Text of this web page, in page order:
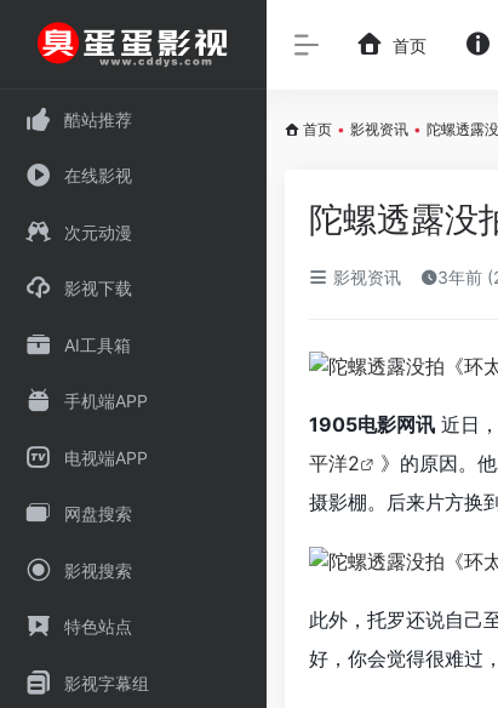
酷站推荐
在线影视
次元动漫
影视下载
AI工具箱
手机端APP
电视端APP
网盘搜索
影视搜索
特色站点
影视字幕组
首页
首页 • 影视资讯 • 陀螺透露
陀螺透露没
影视资讯 3年前
1905电影网讯 近日
平洋2
》的原因。
摄影棚。后来片方换
此外，托罗还说自己
好，你会觉得很难过